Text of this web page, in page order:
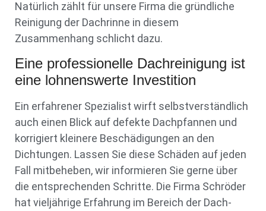
Natürlich zählt für unsere Firma die gründliche
Reinigung der Dachrinne in diesem
Zusammenhang schlicht dazu.
Eine professionelle Dachreinigung ist
eine lohnenswerte Investition
Ein erfahrener Spezialist wirft selbstverständlich
auch einen Blick auf defekte Dachpfannen und
korrigiert kleinere Beschädigungen an den
Dichtungen. Lassen Sie diese Schäden auf jeden
Fall mitbeheben, wir informieren Sie gerne über
die entsprechenden Schritte. Die Firma Schröder
hat vieljährige Erfahrung im Bereich der Dach-